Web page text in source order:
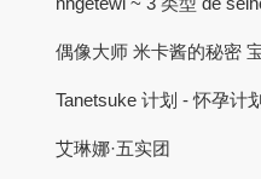
偶像大师 米卡酱的秘密
Tanetsuke 计划 - 怀孕计
艾琳娜·五实团